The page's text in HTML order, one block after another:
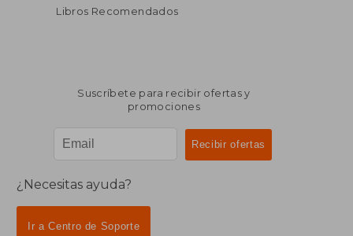
Libros Recomendados
Suscríbete para recibir ofertas y
promociones
¿Necesitas ayuda?
Ir a Centro de Soporte